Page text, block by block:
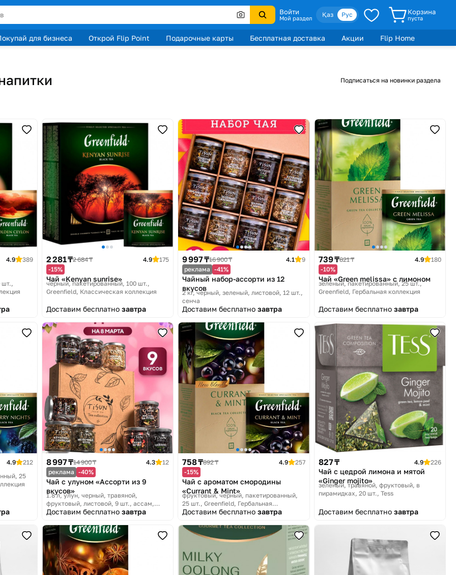
Войти
Мой раздел Қаз Рус Корзина
пуста
для бизнеса Открой Flip Point Подарочные карты Бесплатная доставка Акции
Flip Home
Подписаться на новинки раздела
4.9
389
шт.
2 281 ₸2 684 ₸ 4.9
175
-15%
Чай «Kenyan sunrise»
черный, пакетированный, 100 шт.
Greenfield, Классическая коллекция
Доставим бесплатно завтра
9 997 ₸16 900 ₸ 4.1
9
реклама -41%
Чайный набор-ассорти из 12
вкусов
2 кг, черный, зеленый, листовой, 12 шт.,
сенча
Доставим бесплатно завтра
739 ₸821 ₸ 4.9
180
-10%
Чай «Green melissa» c лимоном
зеленый, пакетированный, 25 шт.
Greenfield, Гербальная коллекция
Доставим бесплатно завтра
4.9 212
25
8 997 ₸14 900 ₸ 4.3
12
реклама -40%
Чай с улуном «Ассорти из 9
вкусов»
1.8 л, улун, черный, травяной,
фруктовый, листовой, 9 шт., ассам
TiSun
Доставим бесплатно завтра
758 ₸892 ₸ 4.9
257
-15%
Чай с ароматом смородины
«Currant & Mint»
фруктовый, черный, пакетированный,
25 шт. Greenfield, Гербальная
коллекция
Доставим бесплатно завтра
827 ₸ 4.9 226
Чай с цедрой лимона и мятой
«Ginger mojito»
зеленый, травяной, фруктовый, в
пирамидках, 20 шт. Tess
Доставим бесплатно завтра